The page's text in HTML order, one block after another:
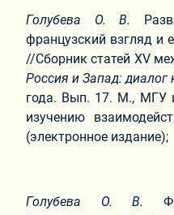
Голубева О. В.
французский взгляд и
//Сборник статей XV
Россия и Запад: диалог
года. Вып. 17. М., МГУ
изучению
(электронное издание);
Голубева О. В.